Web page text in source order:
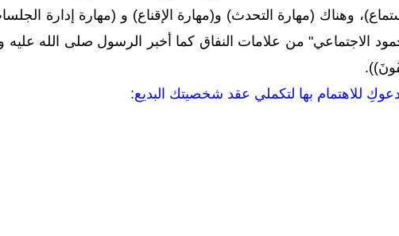
وهناك (مهارة التحدث) و(مهارة الإقناع) و (مهارة إدارة
الاجتماعي" من علامات النفاق كما أخبر الرسول صلى الله
للاهتمام بها لتكملي عقد شخصيتك البديع: